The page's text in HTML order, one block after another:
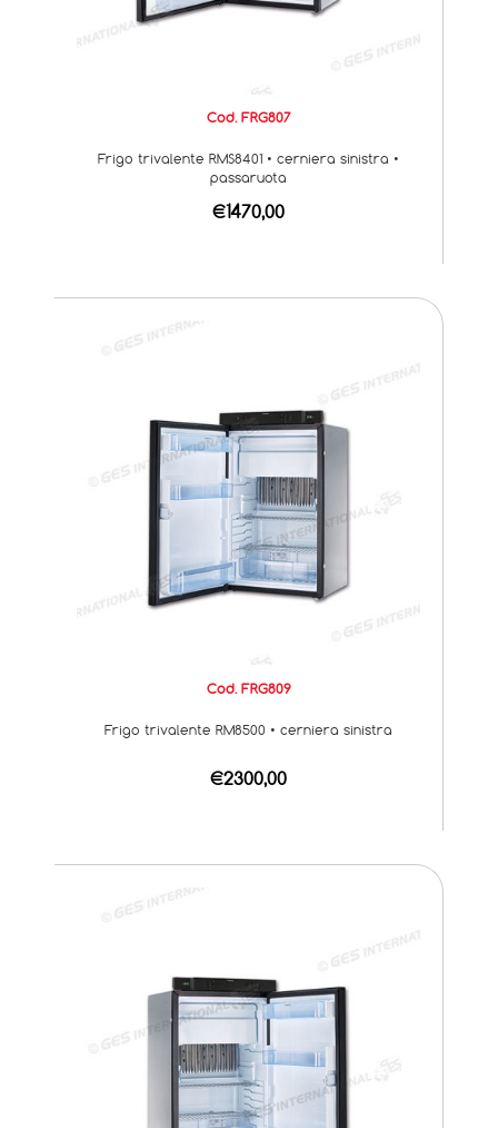
Cod. FRG807
Frigo trivalente RMS8401 • cerniera sinistra •
passaruota
€1470,00
Cod. FRG809
Frigo trivalente RM8500 • cerniera sinistra
€2300,00